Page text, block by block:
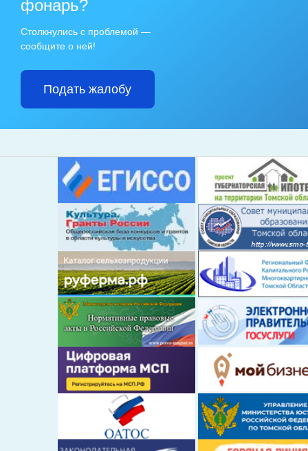
фонарь?
Столкнулись с проблемой —
сообщите о ней!
Подать жалобу